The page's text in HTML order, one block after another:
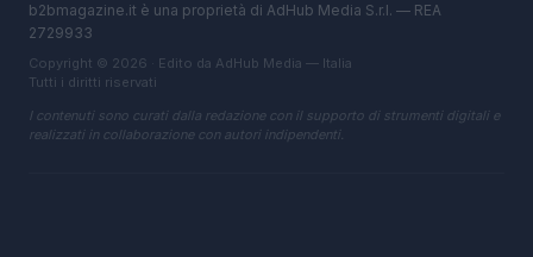
b2bmagazine.it è una proprietà di AdHub Media S.r.l. — REA
2729933
Copyright © 2026 · Edito da AdHub Media — Italia
Tutti i diritti riservati
I contenuti sono curati dalla redazione con il supporto di strumenti digitali e
realizzati in collaborazione con autori indipendenti.